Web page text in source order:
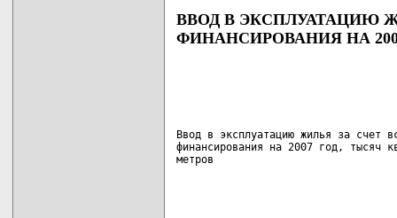
ВВОД В ЭКСПЛУАТАЦИЮ
ФИНАНСИРОВАНИЯ НА
Ввод в эксплуатацию жилья за счет
финансирования на 2007 год, тысяч
метров